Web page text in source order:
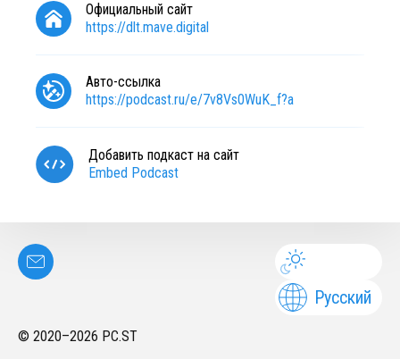
Официальный сайт
https://dlt.mave.digital
Авто-ссылка
https://podcast.ru/e/7v8Vs0WuK_f?a
Добавить подкаст на сайт
Embed Podcast
Русский
© 2020–2026 PC.ST